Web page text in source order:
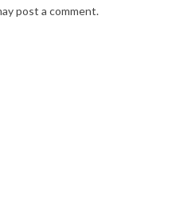
post a comment.